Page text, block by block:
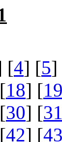
[4] [5]
18] [19
30] [31
42] [43